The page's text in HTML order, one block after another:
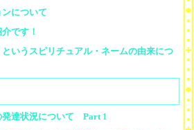
について
です！
いうスピリチュアル・ネームの由来につ
発達状況について Part 1